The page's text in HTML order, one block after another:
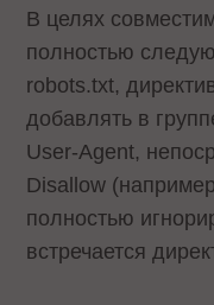
В целях
полностью
robots.txt,
добавлять в
User-Agent,
Disallow
полностью
встречается